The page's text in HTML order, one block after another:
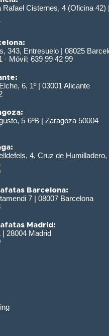
Rafael Cisternes, 4 (Oficina 42)
343, Entresuelo | 08025
· Móvil: 639 99 42 99
6, 1º | 03001 Alicante
5-6ºB | Zaragoza 50004
4, Cruz de Humilladero,
Barcelona:
7 | 08007 Barcelona
Madrid:
| 28004 Madrid